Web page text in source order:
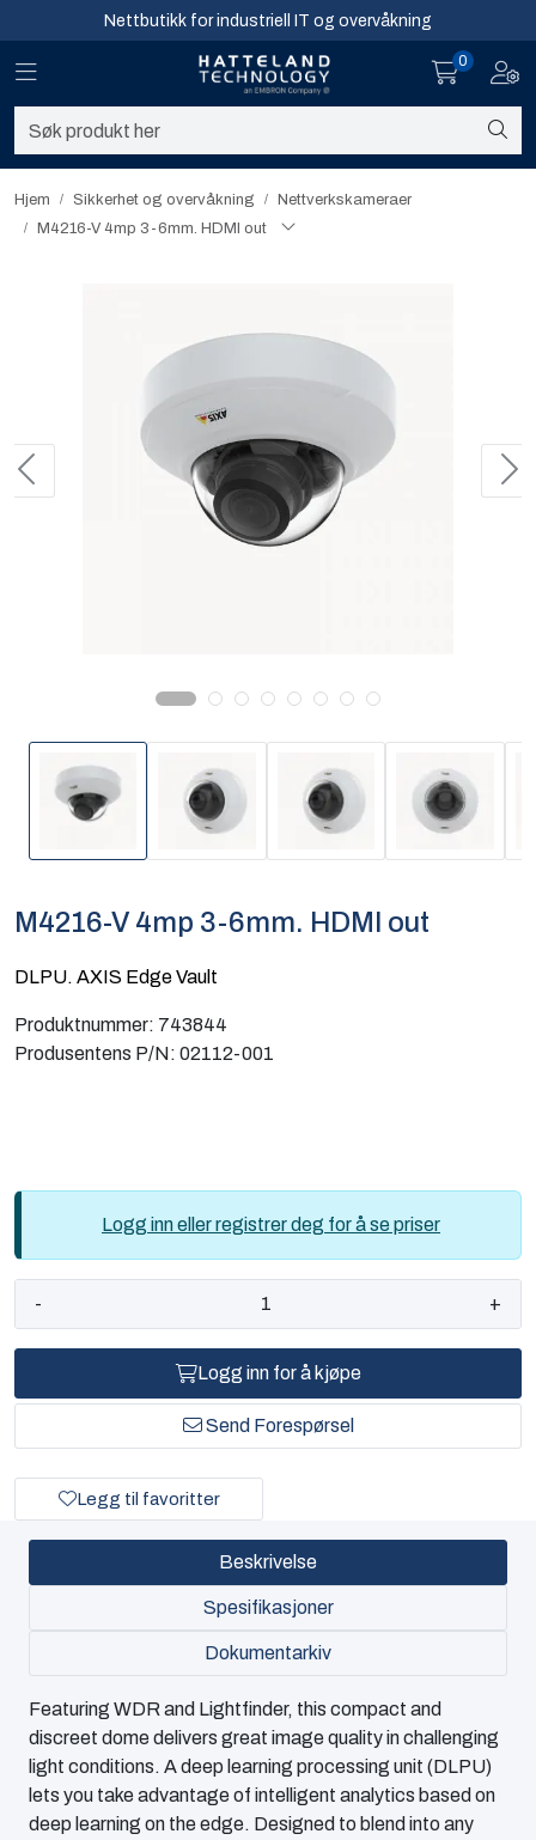
Skip to main contentNettbutikk for industriell IT og overvåkning
Toggle navigation
0
Hjem Sikkerhet og overvåkning
Nettverkskameraer
M4216-V 4mp 3-6mm. HDMI out
M4216-V 4mp 3-6mm. HDMI out
DLPU. AXIS Edge Vault
Produktnummer: 743844
Produsentens P/N: 02112-001
Logg inn eller registrer deg for å se priser
- +
Logg inn for å kjøpe
Send Forespørsel
Legg til favoritter
Beskrivelse
Spesifikasjoner
Dokumentarkiv
Featuring WDR and Lightfinder, this compact and
discreet dome delivers great image quality in challenging
light conditions. A deep learning processing unit (DLPU)
lets you take advantage of intelligent analytics based on
deep learning on the edge. Designed to blend into any
Nettverk
Computing
Sikkerhet og overvåkning
Nettverk
Kurs og eventer